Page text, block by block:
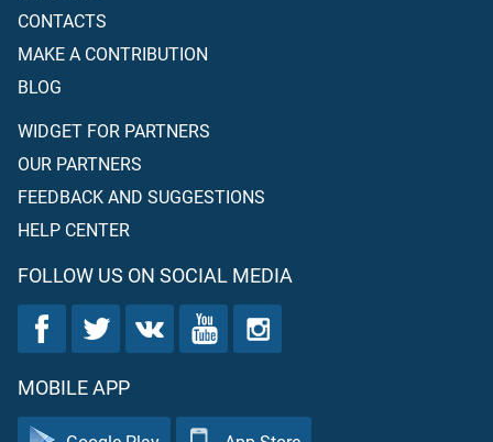
CONTACTS
MAKE A CONTRIBUTION
BLOG
WIDGET FOR PARTNERS
OUR PARTNERS
FEEDBACK AND SUGGESTIONS
HELP CENTER
FOLLOW US ON SOCIAL MEDIA
MOBILE APP